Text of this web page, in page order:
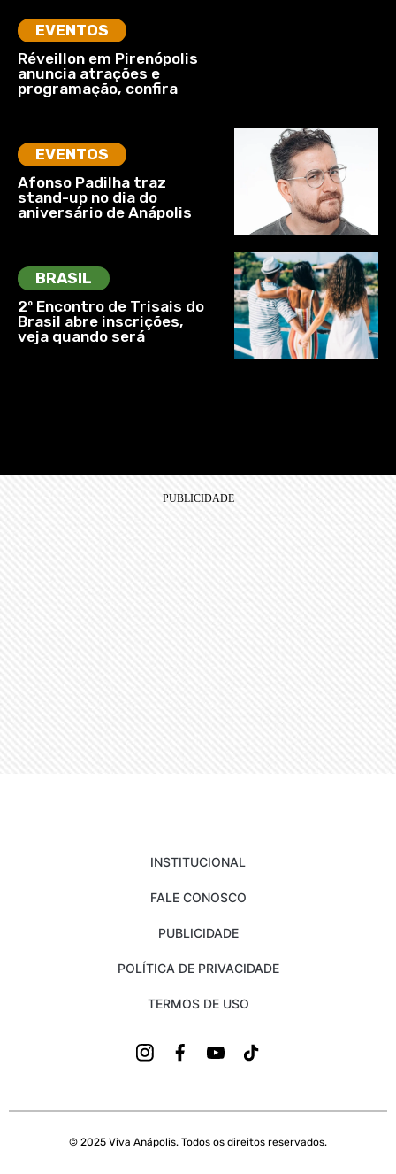
EVENTOS
Réveillon em Pirenópolis
anuncia atrações e
programação, confira
EVENTOS
Afonso Padilha traz
stand-up no dia do
aniversário de Anápolis
BRASIL
2º Encontro de Trisais do
Brasil abre inscrições,
veja quando será
INSTITUCIONAL
FALE CONOSCO
PUBLICIDADE
POLÍTICA DE PRIVACIDADE
TERMOS DE USO
© 2025 Viva Anápolis. Todos os direitos reservados.